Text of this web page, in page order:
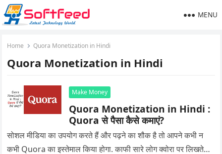
MENU
Home Quora Monetization in Hindi
Quora Monetization in Hindi
Make Money
Quora Monetization in Hindi :
Quora से पैसा कैसे कमाएं?
सोशल मीडिया का उपयोग करते हैं और पढ़ने का शौक है तो आपने कभी न
कभी Quora का इस्तेमाल किया होगा. काफी सारे लोग क्वोरा पर लिखते…